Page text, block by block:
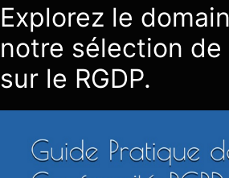
Explorez le
notre sélection de
sur le RGDP.